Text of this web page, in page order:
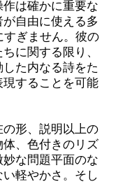
は確かに重要な
自由に使える多
すぎません。彼の
に関する限り、
た内なる詩をた
することを可能
形、説明以上の
体、色付きのリズ
妙な問題平面のな
軽やかさ。そし